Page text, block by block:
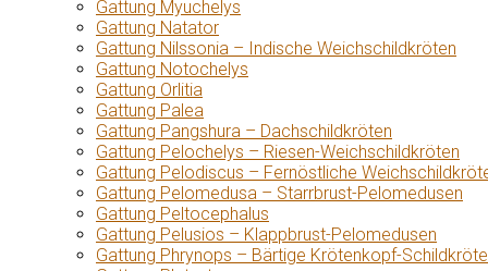
Gattung Myuchelys
Gattung Natator
Gattung Nilssonia – Indische Weichschildkröten
Gattung Notochelys
Gattung Orlitia
Gattung Palea
Gattung Pangshura – Dachschildkröten
Gattung Pelochelys – Riesen-Weichschildkröten
Gattung Pelodiscus – Fernöstliche
Gattung Pelomedusa – Starrbrust-Pelomedusen
Gattung Peltocephalus
Gattung Pelusios – Klappbrust-Pelomedusen
Gattung Phrynops – Bärtige Krötenkopf-